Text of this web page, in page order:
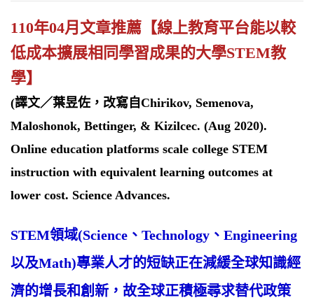
110年04月文章推薦【線上教育平台能以較
低成本擴展相同學習成果的大學STEM教
學】
(譯文／葉昱佐，改寫自Chirikov, Semenova,
Maloshonok, Bettinger, & Kizilcec. (Aug 2020).
Online education platforms scale college STEM
instruction with equivalent learning outcomes at
lower cost. Science Advances.
STEM領域(Science、Technology、Engineering
以及Math)專業人才的短缺正在減緩全球知識經
濟的增長和創新，故全球正積極尋求替代政策